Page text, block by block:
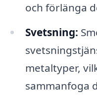
och förlänga
Svetsning:
metaltyper,
sammanfoga